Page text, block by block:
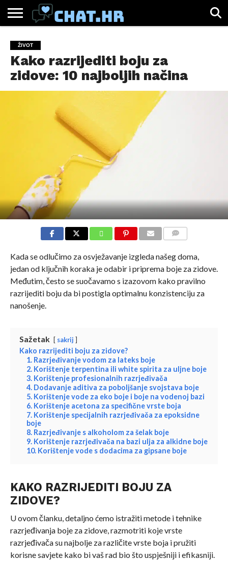
CHAT.HR
ZABAVA
ŽIVOT
VIRALNO
ŽIVOT
Kako razrijediti boju za
zidove: 10 najboljih načina
Kada se odlučimo za osvježavanje izgleda našeg doma,
jedan od ključnih koraka je odabir i priprema boje za zidove.
Međutim, često se suočavamo s izazovom kako pravilno
razrijediti boju da bi postigla optimalnu konzistenciju za
nanošenje.
Sažetak sakrij
Kako razrijediti boju za zidove?
1. Razrjeđivanje vodom za lateks boje
2. Korištenje terpentina ili white spirita za uljne boje
3. Korištenje profesionalnih razrjeđivača
4. Dodavanje aditiva za poboljšanje svojstava boje
5. Korištenje vode za eko boje i boje na vodenoj bazi
6. Korištenje acetona za specifične vrste boja
7. Korištenje specijalnih razrjeđivača za epoksidne
boje
8. Razrjeđivanje s alkoholom za šelak boje
9. Korištenje razrjeđivača na bazi ulja za alkidne boje
10. Korištenje vode s dodacima za gipsane boje
KAKO RAZRIJEDITI BOJU ZA
ZIDOVE?
U ovom članku, detaljno ćemo istražiti metode i tehnike
razrjeđivanja boje za zidove, razmotriti koje vrste
razrjeđivača su najbolje za različite vrste boja i pružiti
korisne savjete kako bi vaš rad bio što uspješniji i efikasniji.